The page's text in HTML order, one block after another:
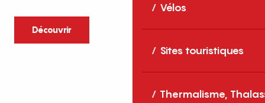
Vélos
Sites touristiques
Thermalisme,
Découvrir
Entre mer Méditerranée, villages de
caractère et grands espaces naturels, les
Pyrénées-Orientales sont une destination
idéale pour partager des moments en
famille tout au long...